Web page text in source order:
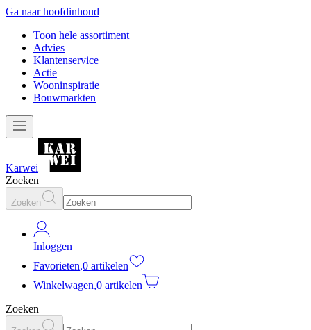
Ga naar hoofdinhoud
Toon hele assortiment
Advies
Klantenservice
Actie
Wooninspiratie
Bouwmarkten
Karwei
Zoeken
Zoeken
Inloggen
Favorieten,0 artikelen
Winkelwagen,0 artikelen
Zoeken